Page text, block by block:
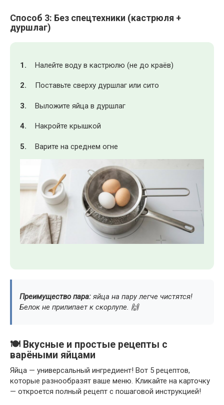
Способ 3: Без спецтехники (кастрюля +
дуршлаг)
Налейте воду в кастрюлю (не до краёв)
Поставьте сверху дуршлаг или сито
Выложите яйца в дуршлаг
Накройте крышкой
Варите на среднем огне
Преимущество пара:яйца на пару легче чистятся!
Белок не прилипает к скорлупе. 🙌
🍽️ Вкусные и простые рецепты с
варёными яйцами
Яйца — универсальный ингредиент! Вот 5 рецептов,
которые разнообразят ваше меню. Кликайте на карточку
— откроется полный рецепт с пошаговой инструкцией!